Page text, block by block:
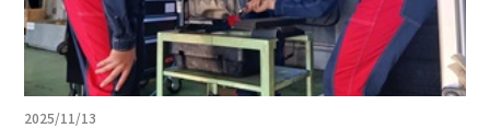
2025/11/13